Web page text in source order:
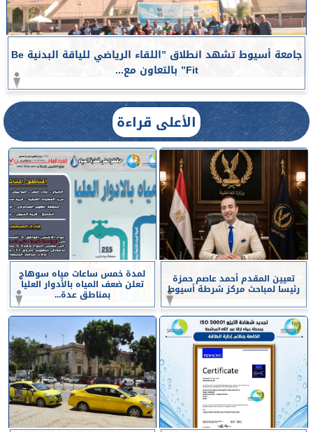
جامعة أسيوط تشهد انطلاق ”اللقاء الرياضي للياقة البدنية Be
Fit” بالتعاون مع...
الأعلى قراءة
تعيين المقدم أحمد عاصم حمزة
رئيسا لمباحث مركز شرطة أسيوط
لمدة خمس ساعات مياه سوهاج
تعلن ضعف المياه بالأدوار العليا
بمناطق عدة...